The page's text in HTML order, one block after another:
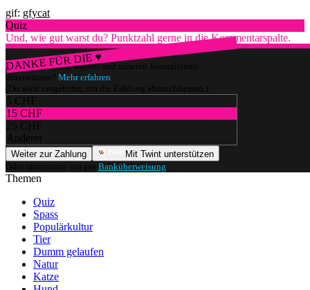
gif: gfycat
Quiz
Und, wie gut warst du? Punktzahl gerne in die Kommentarspalte.
DANKE FÜR DIE ♥
Würdest du gerne watson und unseren Journalismus
unterstützen? Mehr erfahren
(Du wirst umgeleitet, um die Zahlung abzuschliessen.)
5 CHF
15 CHF
25 CHF
Anderer
Weiter zur Zahlung
Mit Twint unterstützen
Oder unterstütze uns per Banküberweisung
Themen
Quiz
Spass
Populärkultur
Tier
Dumm gelaufen
Natur
Katze